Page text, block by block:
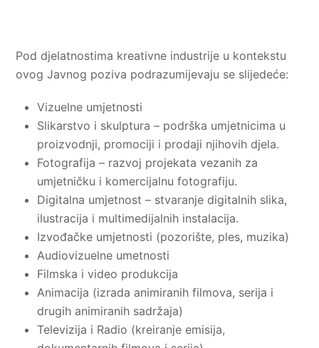
Pod djelatnostima kreativne industrije u kontekstu
ovog Javnog poziva podrazumijevaju se slijedeće:
Vizuelne umjetnosti
Slikarstvo i skulptura – podrška umjetnicima u
proizvodnji, promociji i prodaji njihovih djela.
Fotografija – razvoj projekata vezanih za
umjetničku i komercijalnu fotografiju.
Digitalna umjetnost – stvaranje digitalnih slika,
ilustracija i multimedijalnih instalacija.
Izvođačke umjetnosti (pozorište, ples, muzika)
Audiovizuelne umetnosti
Filmska i video produkcija
Animacija (izrada animiranih filmova, serija i
drugih animiranih sadržaja)
Televizija i Radio (kreiranje emisija,